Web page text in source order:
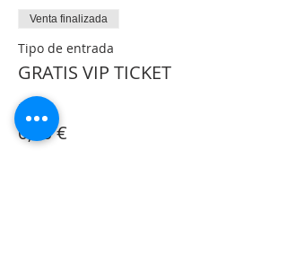
Venta finalizada
Tipo de entrada
GRATIS VIP TICKET
Precio
0,00 €